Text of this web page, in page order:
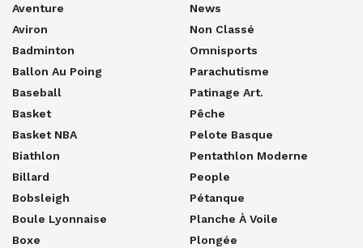
Aventure
Aviron
Badminton
Ballon Au Poing
Baseball
Basket
Basket NBA
Biathlon
Billard
Bobsleigh
Boule Lyonnaise
Boxe
News
Non Classé
Omnisports
Parachutisme
Patinage Art.
Pêche
Pelote Basque
Pentathlon Moderne
People
Pétanque
Planche À Voile
Plongée